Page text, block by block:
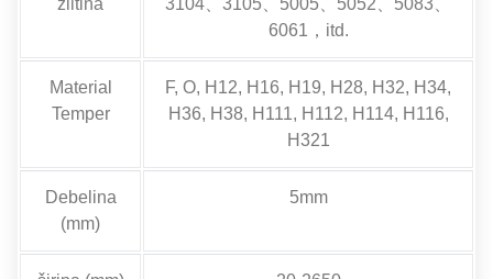
6061，itd.
Material
Temper
F, O, H12, H16, H19, H28, H32, H34,
H36, H38, H111, H112, H114, H116,
H321
Debelina
(mm)
5mm